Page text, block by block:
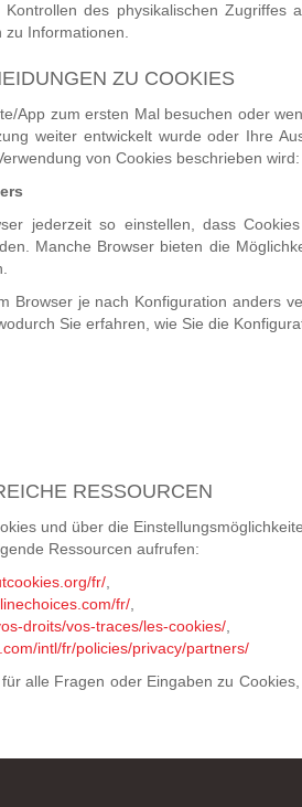
Kontrollen des physikalischen
Informationen.
ZU COOKIES
App zum ersten Mal besuchen oder
weiter entwickelt wurde oder Ihre
von Cookies beschrieben wird:
jederzeit so einstellen, dass
Manche Browser bieten die
Browser je nach Konfiguration anders
Sie erfahren, wie Sie die
RESSOURCEN
und über die
Ressourcen aufrufen:
fr/
fr/
droits/vos-traces/les-cookies/
intl/fr/policies/privacy/partners/
alle Fragen oder Eingaben zu